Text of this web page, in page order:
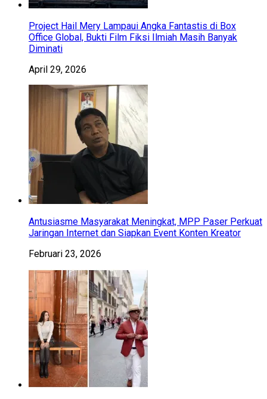
Project Hail Mery Lampaui Angka Fantastis di Box
Office Global, Bukti Film Fiksi Ilmiah Masih Banyak
Diminati
April 29, 2026
Antusiasme Masyarakat Meningkat, MPP Paser Perkuat
Jaringan Internet dan Siapkan Event Konten Kreator
Februari 23, 2026